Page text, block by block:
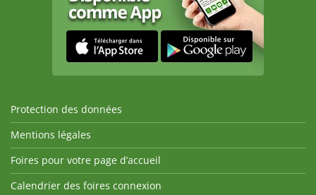
Protection des données
Mentions légales
Foires pour votre page d’accueil
Calendrier des foires connexion